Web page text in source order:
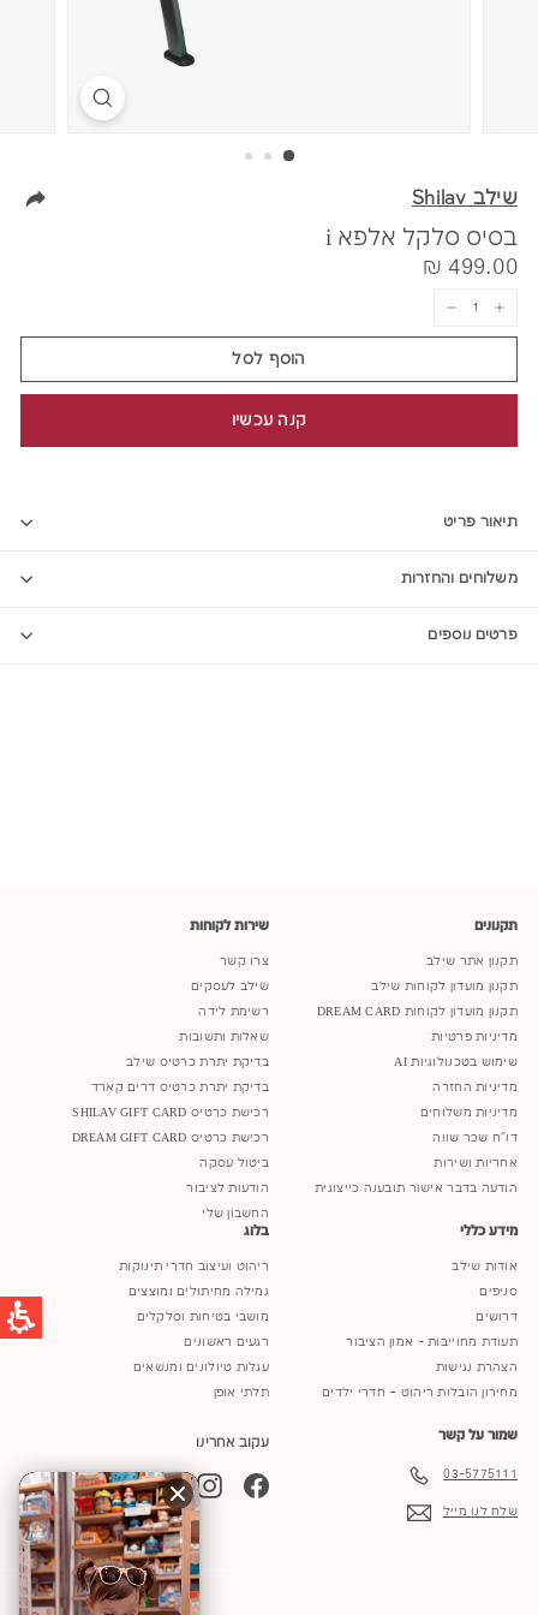
שילב Shilav
בסיס סלקל אלפא i
מחיר
499.00 ₪
הוסף לסל
קנה עכשיו
תיאור פריט
משלוחים והחזרות
פרטים נוספים
תקנונים
תקנון אתר שילב
תקנון מועדון לקוחות שילב
תקנון מועדון לקוחות DREAM CARD
מדיניות פרטיות
שימוש בטכנולוגיות AI
מדיניות החזרה
מדיניות משלוחים
דו"ח שכר שווה
אחריות ושירות
הודעה בדבר אישור תובענה כייצוגית
שירות לקוחות
צרו קשר
שילב לעסקים
רשימת לידה
שאלות ותשובות
בדיקת יתרת כרטיס שילב
בדיקת יתרת כרטיס דרים קארד
רכישת כרטיס SHILAV GIFT CARD
רכישת כרטיס DREAM GIFT CARD
ביטול עסקה
הודעות לציבור
החשבון שלי
מידע כללי
אודות שילב
סניפים
דרושים
תעודת מחוייבות - אמון הציבור
הצהרת נגישות
מחירון הובלות ריהוט – חדרי ילדים
בלוג
ריהוט ועיצוב חדרי תינוקות
גמילה מחיתולים ומוצצים
מושבי בטיחות וסלקלים
רגעים ראשונים
עגלות טיולונים ומנשאים
תלתי אופן
שמור על קשר
03-5775111
שלח לנו מייל
עקוב אחרינו
Facebook
Instagram
TikTok
YouTube